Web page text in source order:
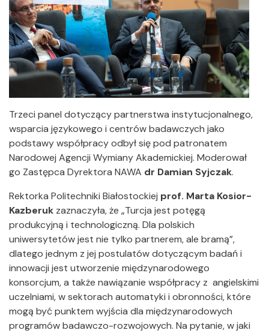
Trzeci panel dotyczący partnerstwa instytucjonalnego,
wsparcia językowego i centrów badawczych jako
podstawy współpracy odbył się pod patronatem
Narodowej Agencji Wymiany Akademickiej. Moderował
go Zastępca Dyrektora NAWA dr Damian Syjczak.
Rektorka Politechniki Białostockiej prof. Marta Kosior-
Kazberuk zaznaczyła, że „Turcja jest potęgą
produkcyjną i technologiczną. Dla polskich
uniwersytetów jest nie tylko partnerem, ale bramą”,
dlatego jednym z jej postulatów dotyczącym badań i
innowacji jest utworzenie międzynarodowego
konsorcjum, a także nawiązanie współpracy z angielskimi
uczelniami, w sektorach automatyki i obronności, które
mogą być punktem wyjścia dla międzynarodowych
programów badawczo-rozwojowych. Na pytanie, w jaki